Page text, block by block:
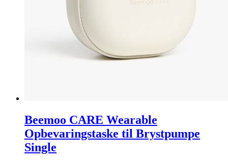
Beemoo CARE Wearable
Opbevaringstaske til Brystpumpe
Single